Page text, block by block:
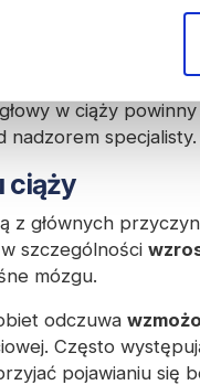
jest
w ciąży
nadzorem specjalisty.
ciąży
z głównych
szczególności
mózgu.
odczuwa
Często
pojawianiu się